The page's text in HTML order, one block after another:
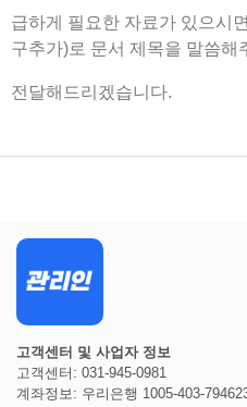
급하게 필요한 자료가 있으시
구추가)로 문서 제목을 말씀해
전달해드리겠습니다.
고객센터 및 사업자 정보
고객센터: 031-945-0981
계좌정보: 우리은행 1005-403-